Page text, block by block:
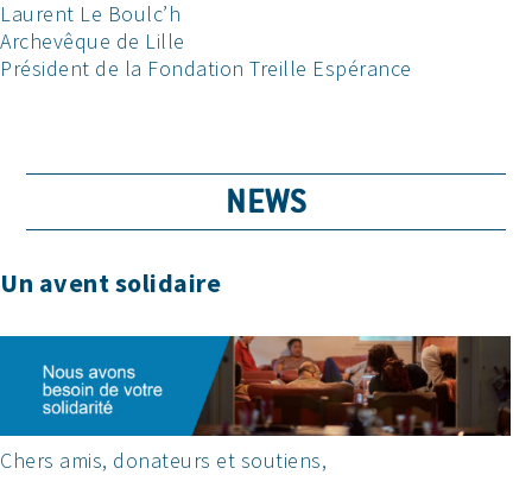
Laurent Le Boulc’h
Archevêque de Lille
Président de la Fondation Treille Espérance
NEWS
Un avent solidaire
Chers amis, donateurs et soutiens,